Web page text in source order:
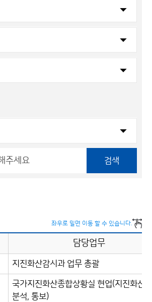
검색
좌우로 밀면 이동 할 수 있습니다.
담당업무
지진화산감시과 업무 총괄
국가지진화산종합상황실 현업(지진화산
분석, 통보)